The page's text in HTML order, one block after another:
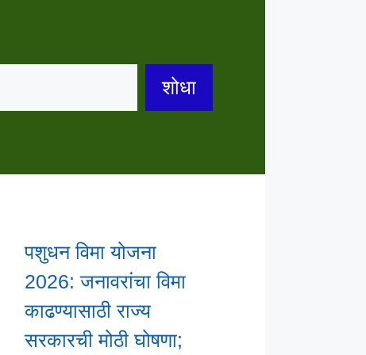
शोधा
पशुधन विमा योजना
2026: जनावरांचा विमा
काढण्यासाठी राज्य
सरकारची मोठी घोषणा;